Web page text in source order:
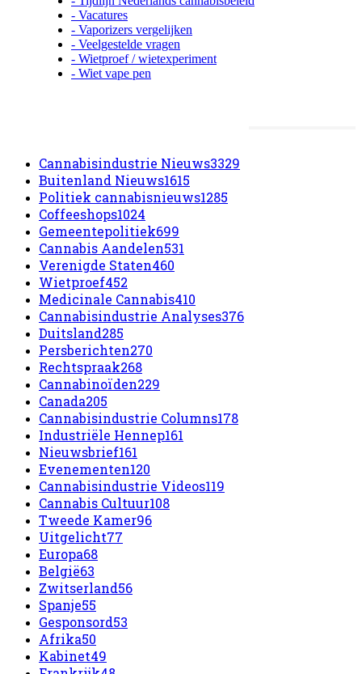
- Vacatures
- Vaporizers vergelijken
- Veelgestelde vragen
- Wietproef / wietexperiment
- Wiet vape pen
Cannabisindustrie Nieuws3329
Buitenland Nieuws1615
Politiek cannabisnieuws1285
Coffeeshops1024
Gemeentepolitiek699
Cannabis Aandelen531
Verenigde Staten460
Wietproef452
Medicinale Cannabis410
Cannabisindustrie Analyses376
Duitsland285
Persberichten270
Rechtspraak268
Cannabinoïden229
Canada205
Cannabisindustrie Columns178
Industriële Hennep161
Nieuwsbrief161
Evenementen120
Cannabisindustrie Videos119
Cannabis Cultuur108
Tweede Kamer96
Uitgelicht77
Europa68
België63
Zwitserland56
Spanje55
Gesponsord53
Afrika50
Kabinet49